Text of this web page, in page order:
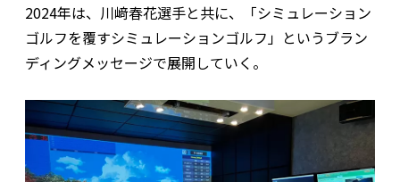
2024年は、川﨑春花選手と共に、「シミュレーション
ゴルフを覆すシミュレーションゴルフ」というブラン
ディングメッセージで展開していく。